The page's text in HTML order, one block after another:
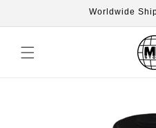
Worldwide